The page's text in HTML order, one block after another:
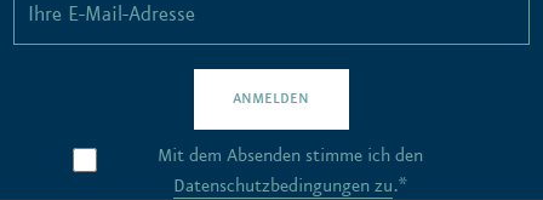
ANMELDEN
Mit dem Absenden stimme ich den
Datenschutzbedingungen zu.*